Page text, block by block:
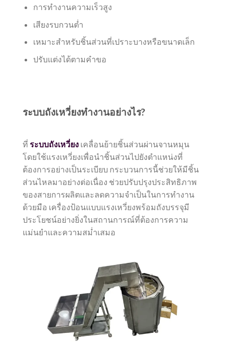
การทำงานความเร็วสูง
เสียงรบกวนต่ำ
เหมาะสำหรับชิ้นส่วนที่เปราะบางหรือขนาดเล็ก
ปรับแต่งได้ตามคำขอ
ระบบถังเหวี่ยงทำงานอย่างไร?
ที่ ระบบถังเหวี่ยง เคลื่อนย้ายชิ้นส่วนผ่านจานหมุน
โดยใช้แรงเหวี่ยงเพื่อนำชิ้นส่วนไปยังตำแหน่งที่
ต้องการอย่างเป็นระเบียบ กระบวนการนี้ช่วยให้มีชิ้น
ส่วนไหลมาอย่างต่อเนื่อง ช่วยปรับปรุงประสิทธิภาพ
ของสายการผลิตและลดความจำเป็นในการทำงาน
ด้วยมือ เครื่องป้อนแบบแรงเหวี่ยงพร้อมถังบรรจุมี
ประโยชน์อย่างยิ่งในสถานการณ์ที่ต้องการความ
แม่นยำและความสม่ำเสมอ